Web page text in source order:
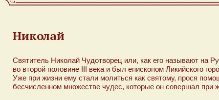
Николай
Святитель Николай Чудотворец или, как его называют на
во второй половине III века и был епископом Ликийского
Уже при жизни ему стали молиться как святому, прося
бесчисленном множестве чудес, которые он совершал при